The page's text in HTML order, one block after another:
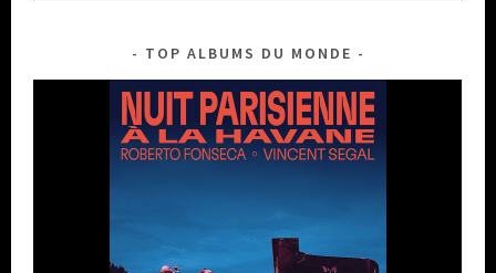
TOP ALBUMS DU MONDE